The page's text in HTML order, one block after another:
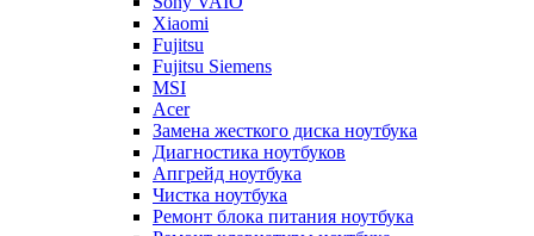
Xiaomi
Fujitsu
Fujitsu Siemens
MSI
Acer
Замена жесткого диска ноутбука
Диагностика ноутбуков
Апгрейд ноутбука
Чистка ноутбука
Ремонт блока питания ноутбука